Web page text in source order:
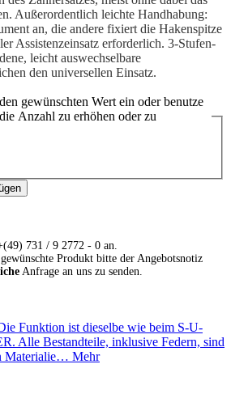
Außerordentlich leichte Handhabung:
an, die andere fixiert die Hakenspitze
Assistenzeinsatz erforderlich. 3-Stufen-
leicht auswechselbare
den universellen Einsatz.
gewünschten Wert ein oder benutze
Anzahl zu erhöhen oder zu
731 / 9 2772 - 0 an.
Produkt bitte der Angebotsnotiz
Anfrage an uns zu senden.
Funktion ist dieselbe wie beim S-U-
Alle Bestandteile, inklusive Federn, sind
Materialie… Mehr